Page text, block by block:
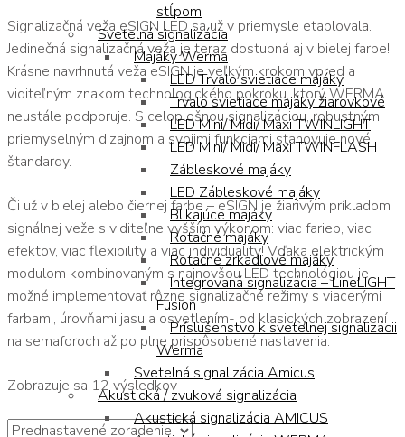
stĺpom
Svetelná signalizácia
Majáky Werma
LED Trvalo svietiace majáky
Trvalo svietiace majáky žiarovkové
LED Mini/ Midi/ Maxi TWINLIGHT
LED Mini/ Midi/ Maxi TWINFLASH
Zábleskové majáky
LED Zábleskové majáky
Blikajúce majáky
Rotačné majáky
Rotačné zrkadlové majáky
Integrovaná signalizácia – LineLIGHT
Fusion
Príslušenstvo k svetelnej signalizácii
Werma
Svetelná signalizácia Amicus
Akustická / zvuková signalizácia
Akustická signalizácia AMICUS
Signalizačná veža eSIGN LED sa už v priemysle etablovala.
Jedinečná signalizačná veža je teraz dostupná aj v bielej farbe!
Krásne navrhnutá veža eSIGN je veľkým krokom vpred a
viditeľným znakom technologického pokroku, ktorý WERMA
neustále podporuje. S celoplošnou signalizáciou, robustným
priemyselným dizajnom a svojimi funkciami stanovuje nové
štandardy.
Či už v bielej alebo čiernej farbe – eSIGN je žiarivým príkladom
signálnej veže s viditeľne vyšším výkonom: viac farieb, viac
efektov, viac flexibility a viac individuality! Vďaka elektrickým
modulom kombinovaným s najnovšou LED technológiou je
možné implementovať rôzne signalizačné režimy s viacerými
farbami, úrovňami jasu a osvetlením- od klasických zobrazení
na semaforoch až po plne prispôsobené nastavenia.
Zobrazuje sa 12 výsledkov